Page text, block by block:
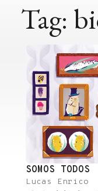
Tag:
SOMOS TODOS
Lucas Enrico